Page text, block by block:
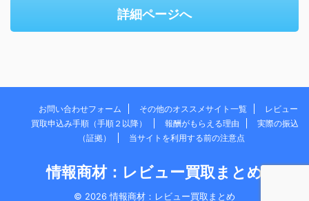
詳細ページへ
お問い合わせフォーム その他のオススメサイト一覧
レビュー
買取申込み手順（手順２以降）
報酬がもらえる理由
実際の振込
（証拠）
当サイトを利用する前の注意点
情報商材：レビュー買取まとめ
© 2026 情報商材：レビュー買取まとめ